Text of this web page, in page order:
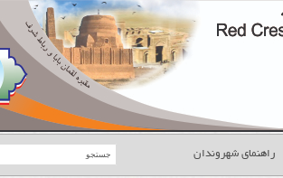
راهنمای شهروندان